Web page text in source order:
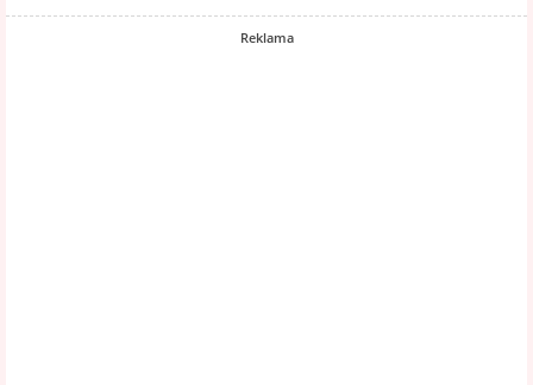
Reklama